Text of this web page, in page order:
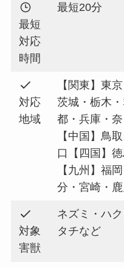
最短
対応
時間
最短20分
対応
地域
【関東】東
茨城・栃木
都・兵庫・
【中国】鳥
口【四国】
【九州】福
分・宮崎・
対象
害獣
ネズミ・ハ
タチなど